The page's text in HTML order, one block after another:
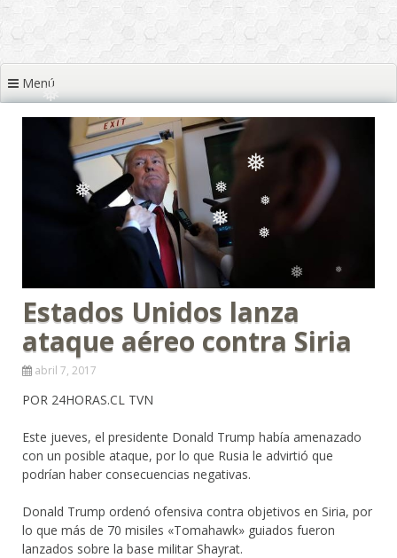
❅
❅
❅
❅
❅
❅
❅
Menú
Estados Unidos lanza
ataque aéreo contra Siria
abril 7, 2017
POR 24HORAS.CL TVN
Este jueves, el presidente Donald Trump había amenazado
con un posible ataque, por lo que Rusia le advirtió que
podrían haber consecuencias negativas.
Donald Trump ordenó ofensiva contra objetivos en Siria, por
lo que más de 70 misiles «Tomahawk» guiados fueron
lanzados sobre la base militar Shayrat.